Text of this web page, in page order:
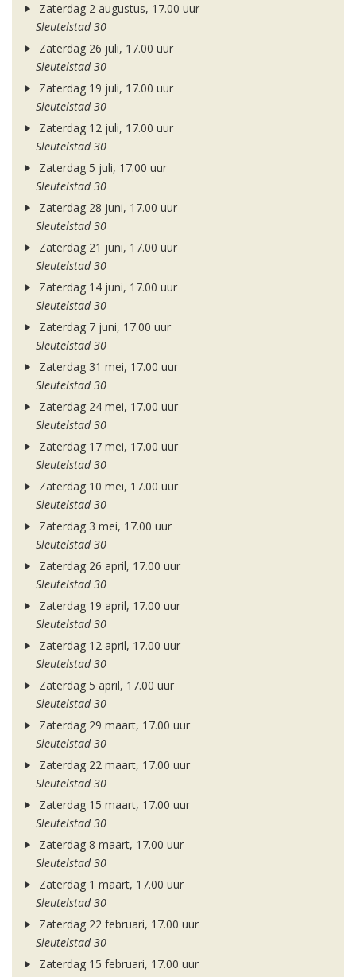
Zaterdag 2 augustus, 17.00 uur
Sleutelstad 30
Zaterdag 26 juli, 17.00 uur
Sleutelstad 30
Zaterdag 19 juli, 17.00 uur
Sleutelstad 30
Zaterdag 12 juli, 17.00 uur
Sleutelstad 30
Zaterdag 5 juli, 17.00 uur
Sleutelstad 30
Zaterdag 28 juni, 17.00 uur
Sleutelstad 30
Zaterdag 21 juni, 17.00 uur
Sleutelstad 30
Zaterdag 14 juni, 17.00 uur
Sleutelstad 30
Zaterdag 7 juni, 17.00 uur
Sleutelstad 30
Zaterdag 31 mei, 17.00 uur
Sleutelstad 30
Zaterdag 24 mei, 17.00 uur
Sleutelstad 30
Zaterdag 17 mei, 17.00 uur
Sleutelstad 30
Zaterdag 10 mei, 17.00 uur
Sleutelstad 30
Zaterdag 3 mei, 17.00 uur
Sleutelstad 30
Zaterdag 26 april, 17.00 uur
Sleutelstad 30
Zaterdag 19 april, 17.00 uur
Sleutelstad 30
Zaterdag 12 april, 17.00 uur
Sleutelstad 30
Zaterdag 5 april, 17.00 uur
Sleutelstad 30
Zaterdag 29 maart, 17.00 uur
Sleutelstad 30
Zaterdag 22 maart, 17.00 uur
Sleutelstad 30
Zaterdag 15 maart, 17.00 uur
Sleutelstad 30
Zaterdag 8 maart, 17.00 uur
Sleutelstad 30
Zaterdag 1 maart, 17.00 uur
Sleutelstad 30
Zaterdag 22 februari, 17.00 uur
Sleutelstad 30
Zaterdag 15 februari, 17.00 uur